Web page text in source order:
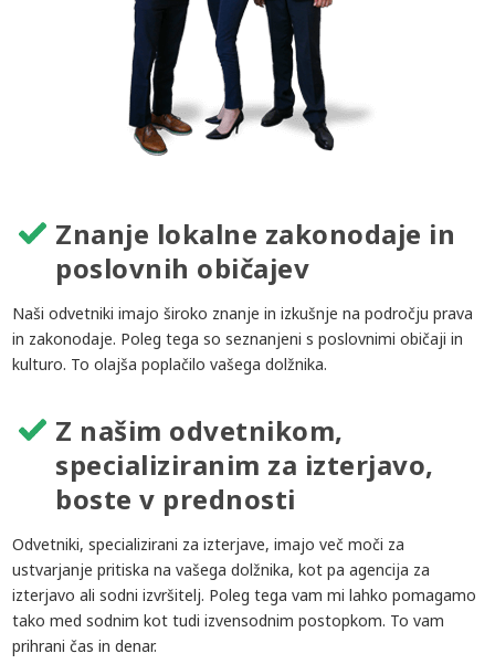
Znanje lokalne zakonodaje in
poslovnih običajev
Naši odvetniki imajo široko znanje in izkušnje na področju prava
in zakonodaje. Poleg tega so seznanjeni s poslovnimi običaji in
kulturo. To olajša poplačilo vašega dolžnika.
Z našim odvetnikom,
specializiranim za izterjavo,
boste v prednosti
Odvetniki, specializirani za izterjave, imajo več moči za
ustvarjanje pritiska na vašega dolžnika, kot pa agencija za
izterjavo ali sodni izvršitelj. Poleg tega vam mi lahko pomagamo
tako med sodnim kot tudi izvensodnim postopkom. To vam
prihrani čas in denar.